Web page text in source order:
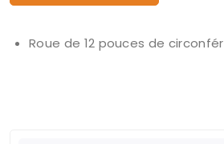
Roue de 12 pouces de